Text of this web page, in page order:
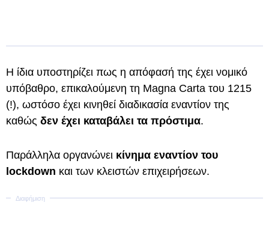
Η ίδια υποστηρίζει πως η απόφασή της έχει νομικό
υπόβαθρο, επικαλούμενη τη Μagna Carta του 1215
(!), ωστόσο έχει κινηθεί διαδικασία εναντίον της
καθώς δεν έχει καταβάλει τα πρόστιμα.
Παράλληλα οργανώνει κίνημα εναντίον του
lockdown και των κλειστών επιχειρήσεων.